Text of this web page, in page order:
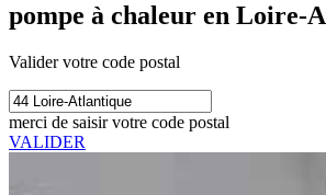
pompe à chaleur en Loire-
Valider votre code postal
merci de saisir votre code postal
VALIDER